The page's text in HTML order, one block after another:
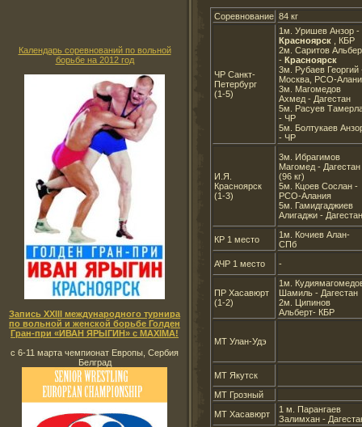
Календарь соревнований по вольной
борьбе на 2012 год
Запись XXIII международного турнира
по вольной и женской борьбе Голден
Гран-при «ИВАН ЯРЫГИН» с MAXIMA!
с 6-11 марта чемпионат Европы, Сербия
Белград
Соревнование 84 кг
ЧР Санкт-
Петербург
(1-5)
1м. Уришев Анзор -
Красноярск
, КБР
2м. Саритов
- Красноярск
3м. Рубаев Георгий
Москва, РСО-
3м. Магомедов
Ахмед - Дагестан
5м. Расуев
- ЧР
5м. Болтукаев
- ЧР
И.Я.
Красноярск
(1-3)
3м. Ибрагимов
Магомед - Дагестан
(96 кг)
5м. Кцоев Сослан -
РСО-Алания
5м. Гамидгаджиев
Алигаджи - Дагестан
КР 1 место
1м. Кочиев Алан-
СПб
АЧР 1 место
-
ПР Хасавюрт
(1-2)
1м.
Шамиль - Дагестан
2м. Ципинов
Альберт- КБР
МТ Улан-Удэ
МТ Якутск
МТ Грозный
МТ Хасавюрт
1 м. Парангаев
Залимхан -